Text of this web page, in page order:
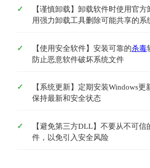
【谨慎卸载】卸载软件时使用官
用强力卸载工具删除可能共享的系
【使用安全软件】安装可靠的杀毒
防止恶意软件破坏系统文件
【系统更新】定期安装Windows
保持最新和安全状态
【避免第三方DLL】不要从不可
件，以免引入安全风险